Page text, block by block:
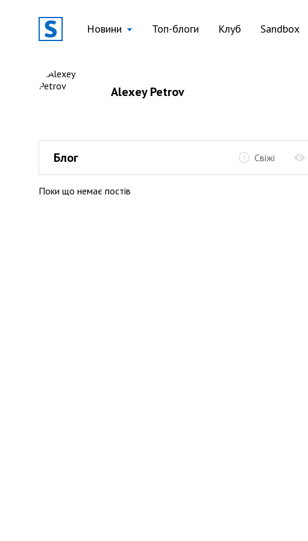
Новини Топ-блоги Клуб Sandbox
Alexey Petrov
Блог Свіжі
Поки що немає постів